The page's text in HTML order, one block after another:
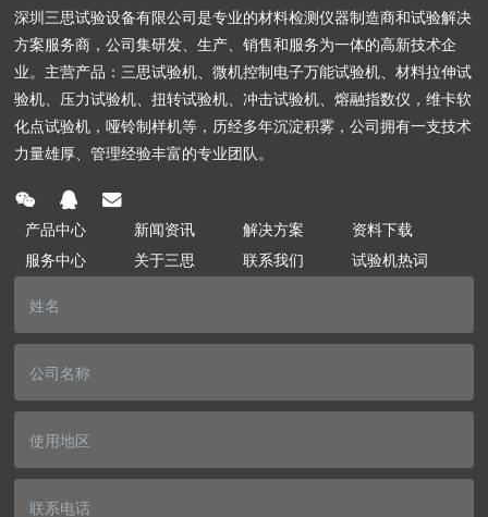
深圳三思试验设备有限公司是专业的材料检测仪器制造商和试验解决
方案服务商，公司集研发、生产、销售和服务为一体的高新技术企
业。主营产品：三思试验机、微机控制电子万能试验机、材料拉伸试
验机、压力试验机、扭转试验机、冲击试验机、熔融指数仪，维卡软
化点试验机，哑铃制样机等，历经多年沉淀积雾，公司拥有一支技术
力量雄厚、管理经验丰富的专业团队。
产品中心 新闻资讯 解决方案
资料下载
服务中心
关于三思 联系我们 试验机热词